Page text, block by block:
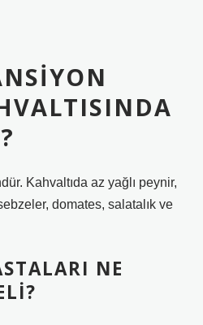
Kahvaltıda az yağlı peynir,
domates, salatalık ve
NE